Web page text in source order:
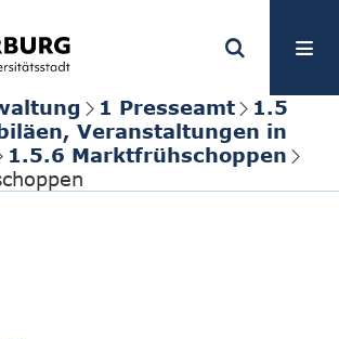
1 Presseamt
1.5
Veranstaltungen in
1.5.6 Marktfrühschoppen